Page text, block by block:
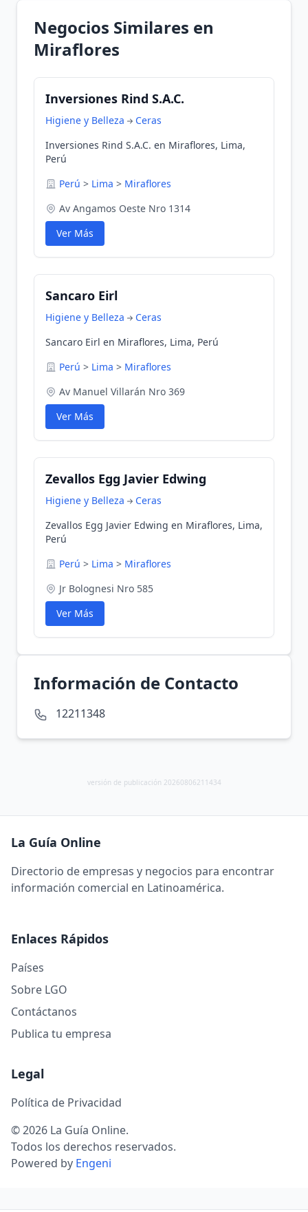
Negocios Similares en
Miraflores
Inversiones Rind S.A.C.
Higiene y Belleza
Ceras
Inversiones Rind S.A.C. en Miraflores, Lima,
Perú
Perú > Lima > Miraflores
Av Angamos Oeste Nro 1314
Ver Más
Sancaro Eirl
Higiene y Belleza
Ceras
Sancaro Eirl en Miraflores, Lima, Perú
Perú > Lima > Miraflores
Av Manuel Villarán Nro 369
Ver Más
Zevallos Egg Javier Edwing
Higiene y Belleza
Ceras
Zevallos Egg Javier Edwing en Miraflores, Lima,
Perú
Perú > Lima > Miraflores
Jr Bolognesi Nro 585
Ver Más
Información de Contacto
12211348
versión de publicación 20260806211434
La Guía Online
Directorio de empresas y negocios para encontrar
información comercial en Latinoamérica.
Enlaces Rápidos
Países
Sobre LGO
Contáctanos
Publica tu empresa
Legal
Política de Privacidad
© 2026 La Guía Online.
Todos los derechos reservados.
Powered by Engeni